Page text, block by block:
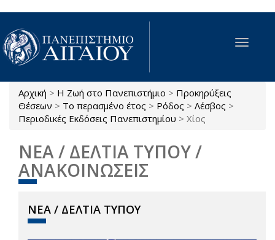
Παράκαμψη προς το κυρίως περιεχόμενο
Toggle
Είστε εδώ
Αρχική > Η Ζωή στο Πανεπιστήμιο > Προκηρύξεις
Θέσεων > Το περασμένο έτος > Ρόδος > Λέσβος >
Περιοδικές Εκδόσεις Πανεπιστημίου > Χίος
ΝΕΑ / ΔΕΛΤΙΑ ΤΥΠΟΥ /
ΑΝΑΚΟΙΝΩΣΕΙΣ
ΝΕΑ / ΔΕΛΤΙΑ ΤΥΠΟΥ